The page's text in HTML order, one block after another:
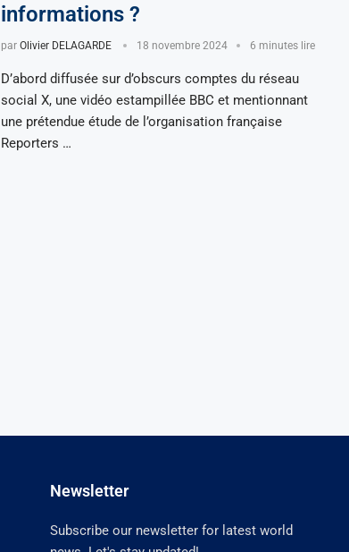
informations ?
par Olivier DELAGARDE 18 novembre 2024 6 minutes lire
D’abord diffusée sur d’obscurs comptes du réseau
social X, une vidéo estampillée BBC et mentionnant
une prétendue étude de l’organisation française
Reporters …
Newsletter
Subscribe our newsletter for latest world